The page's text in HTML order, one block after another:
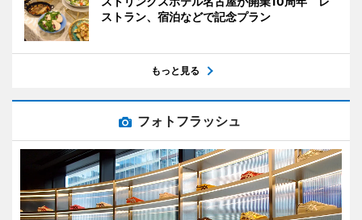
ストラン、宿泊などで記念プラン
もっと見る
フォトフラッシュ